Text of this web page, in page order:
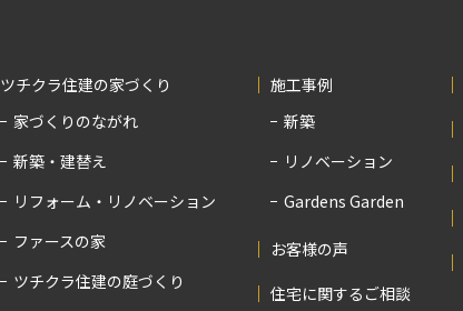
ツチクラ住建の家づくり
家づくりのながれ
新築・建替え
リフォーム・リノベーション
ファースの家
ツチクラ住建の庭づくり
施工事例
新築
リノベーション
Gardens Garden
お客様の声
住宅に関するご相談